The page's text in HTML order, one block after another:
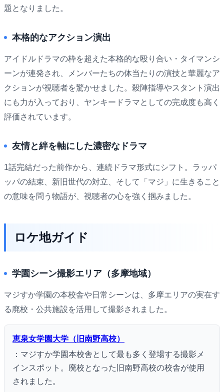
題となりました。
本格的なアクション演出
アイドルドラマの枠を超えた本格的な殴り合い・タイマンシ
ーンが連発され、メンバーたちの体当たりの演技と華麗なア
クションが視聴者を驚かせました。殺陣指導やスタント演出
にも力が入っており、ヤンキードラマとしての完成度も高く
評価されています。
友情と絆を軸にした濃密なドラマ
1話完結だった前作から、連続ドラマ形式にシフト。ラッパ
ッパの結束、新旧世代の対立、そして「マジ」に生きること
の意味を問う物語が、視聴者の心を強く掴みました。
ロケ地ガイド
学園シーン撮影エリア（多摩地域）
マジすか学園の本校舎や日常シーンは、多摩エリアの実在す
る廃校・公共施設を活用して撮影されました。
恵泉女学園大学（旧南野高校）
：マジすか学園本校舎として最も多く登場する撮影メ
インスポット。廃校となった旧南野高校の校舎が使用
されました。